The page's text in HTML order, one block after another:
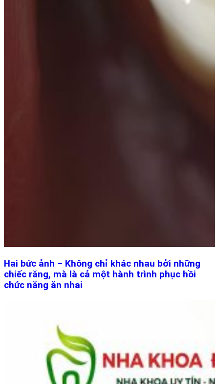
Hai bức ảnh – Không chỉ khác nhau bởi những
chiếc răng, mà là cả một hành trình phục hồi
chức năng ăn nhai